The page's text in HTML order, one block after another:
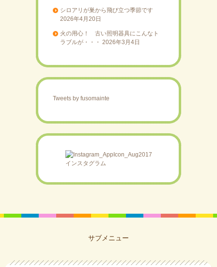
シロアリが巣から飛び立つ季節です
2026年4月20日
火の用心！ 古い照明器具にこんなト
ラブルが・・・ 2026年3月4日
Tweets by fusomainte
インスタグラム
サブメニュー